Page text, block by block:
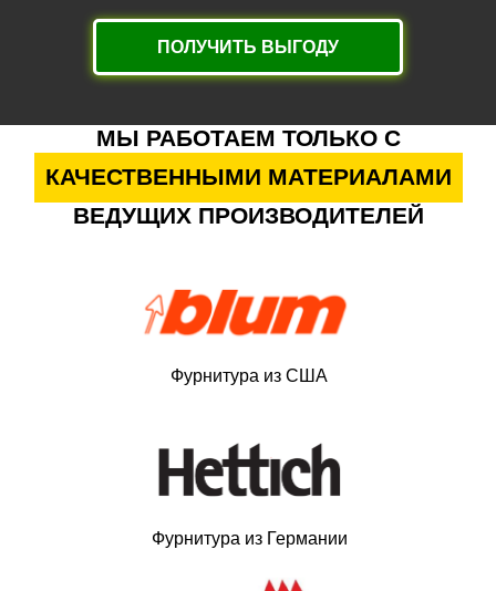
ПОЛУЧИТЬ ВЫГОДУ
МЫ РАБОТАЕМ ТОЛЬКО С
КАЧЕСТВЕННЫМИ МАТЕРИАЛАМИ
ВЕДУЩИХ ПРОИЗВОДИТЕЛЕЙ
Фурнитура из США
Фурнитура из Германии